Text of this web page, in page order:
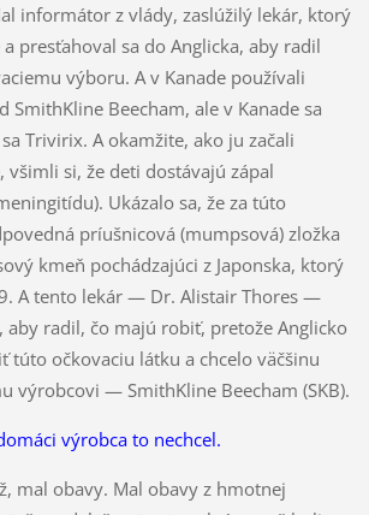
informátor z vlády, zaslúžilý lekár, ktorý
presťahoval sa do Anglicka, aby radil
výboru. A v Kanade používali
SmithKline Beecham, ale v Kanade sa
Trivirix. A okamžite, ako ju začali
všimli si, že deti dostávajú zápal
Ukázalo sa, že za túto
príušnicová (mumpsová) zložka
kmeň pochádzajúci z Japonska, ktorý
A tento lekár — Dr. Alistair Thores —
aby radil, čo majú robiť, pretože Anglicko
túto očkovaciu látku a chcelo väčšinu
výrobcovi — SmithKline Beecham (SKB).
výrobca to nechcel.
mal obavy. Mal obavy z hmotnej